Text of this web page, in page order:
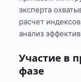
эксперта
расчет
анализ
Участие в
фазе